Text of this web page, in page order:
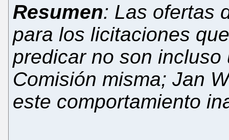
Resumen: Las ofertas
para los licitaciones
predicar no son
Comisión misma; Jan
este comportamiento